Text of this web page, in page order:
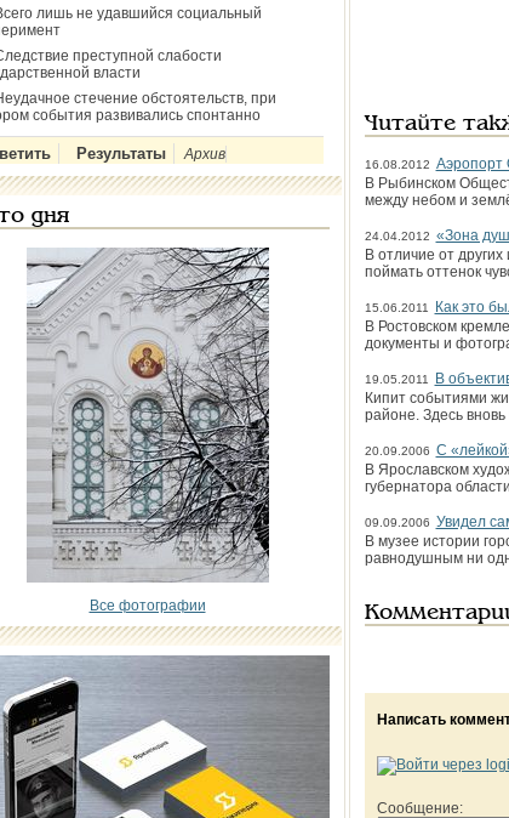
лишь не удавшийся социальный
преступной слабости
власти
стечение обстоятельств, при
события развивались спонтанно
Архив
дня
Все фотографии
Читайте
16.08.2012 Аэропорт
В Рыбинском
между небом и
24.04.2012 «Зона
В отличие от
поймать оттенок
15.06.2011
Как это
В Ростовском
документы и
19.05.2011
В
Кипит событиями
районе. Здесь
20.09.2006 С
В Ярославском
губернатора
09.09.2006 Увидел
В музее истории
равнодушным ни
Написать
Сообщение: